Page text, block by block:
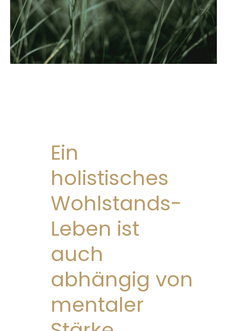
Ein
holistisches
Wohlstands-
Leben ist
auch
abhängig von
mentaler